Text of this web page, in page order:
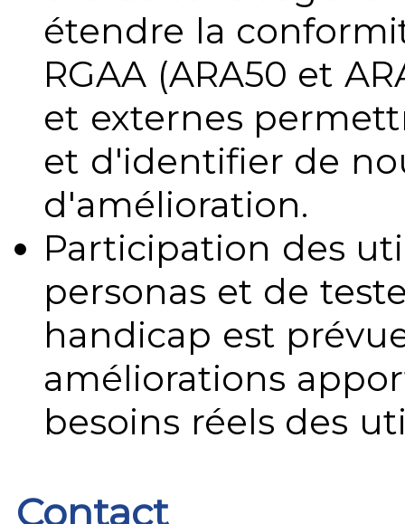
étendre la
RGAA (ARA50 et
et externes
et d'identifier de
d'amélioration.
Participation des
personas et de
handicap est
améliorations
besoins réels des
Contact